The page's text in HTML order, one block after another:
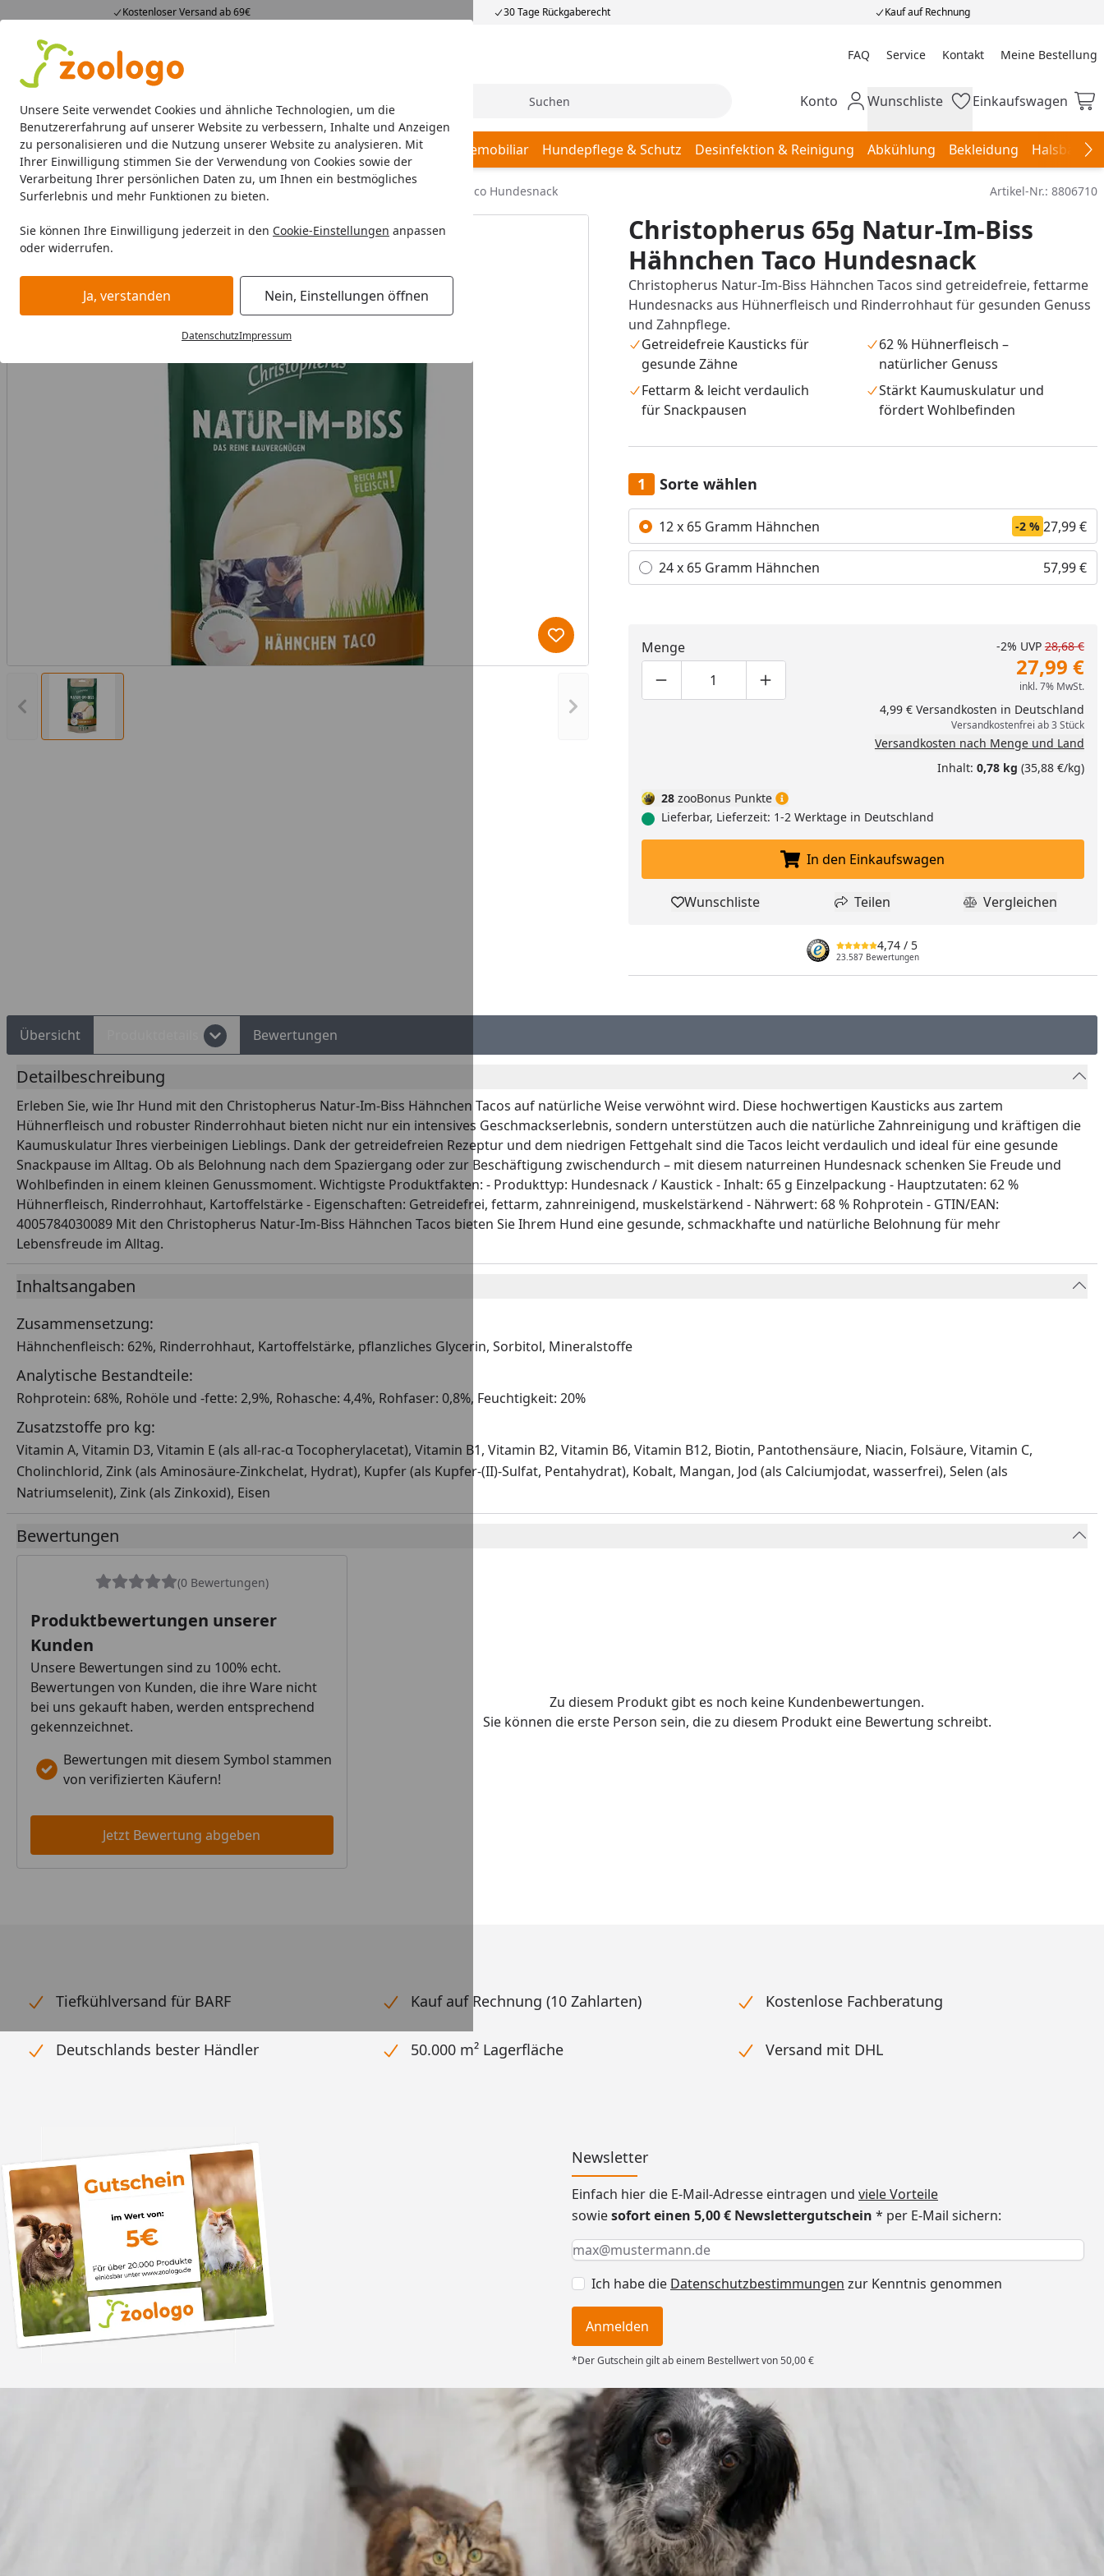
Unsere Seite verwendet Cookies und ähnliche Technologien, um die
Benutzererfahrung auf unserer Website zu verbessern, Inhalte und Anzeigen
zu personalisieren und die Nutzung unserer Website zu analysieren. Mit
Ihrer Einwilligung stimmen Sie der Verwendung von Cookies sowie der
Verarbeitung Ihrer persönlichen Daten zu, um Ihnen ein bestmögliches
Surferlebnis und mehr Funktionen zu bieten.
Sie können Ihre Einwilligung jederzeit in den Cookie-Einstellungen anpassen
oder widerrufen.
Ja, verstanden Nein, Einstellungen öffnen
DatenschutzImpressum
Kostenloser Versand ab 69€ 30 Tage Rückgaberecht Kauf auf Rechnung
4,74
23.587 Bewertungen FAQ Service Kontakt Meine Bestellung
Meine Bestellung
Alle Produkte
Alle Produkte Angebote Neuheiten Sommerhits Suche Mein Konto
Konto Wunschliste
Wunschliste Einkaufswagen
Einkaufswagen
Hund Hundefutter Hundenäpfe & Co Hundeschlafplätze Hundemobiliar Hundepflege & Schutz Desinfektion & Reinigung Abkühlung Bekleidung
Startseite
Hund Hundefutter Snacks Christopherus 65g Natur-Im-Biss Hähnchen Taco Hundesnack Artikel-Nr.: 8806710
Vorheriges Bild anzeigen Nächstes Bild anzeigen
Produkt zur Wunschliste hinzufügen
Christopherus 65g Natur-Im-Biss
Hähnchen Taco Hundesnack
Christopherus Natur-Im-Biss Hähnchen Tacos sind getreidefreie, fettarme
Hundesnacks aus Hühnerfleisch und Rinderrohhaut für gesunden Genuss
und Zahnpflege.
Getreidefreie Kausticks für
gesunde Zähne
62 % Hühnerfleisch –
natürlicher Genuss
Fettarm & leicht verdaulich
für Snackpausen
Stärkt Kaumuskulatur und
fördert Wohlbefinden
Sorte wählen
Alle anzeigen (2)
12 x 65 Gramm Hähnchen -2 % 27,99 €
24 x 65 Gramm Hähnchen 57,99 €
Menge
Produktmenge um eins verringern
Produktmenge manuell eingeben
Produktmenge um eins erhöhen
-2% UVP 28,68 €
27,99 €
inkl. 7% MwSt.
4,99 € Versandkosten in Deutschland
Versandkostenfrei ab 3 Stück
Versandkosten nach Menge und Land
Inhalt: 0,78 kg (35,88 €/kg)
28 zooBonus Punkte
Lieferbar, Lieferzeit: 1-2 Werktage in Deutschland
In den Einkaufswagen legen
In den Einkaufswagen
Produkt zur Wunschliste hinzufügen
Wunschliste Teilen
Teilen Produkt
Vergleichen
4,74 / 5
23.587 Bewertungen
Übersicht Bewertungen
Detailbeschreibung
Erleben Sie, wie Ihr Hund mit den Christopherus Natur-Im-Biss Hähnchen Tacos auf natürliche Weise verwöhnt wird. Diese hochwertigen Kausticks aus zartem
Hühnerfleisch und robuster Rinderrohhaut bieten nicht nur ein intensives Geschmackserlebnis, sondern unterstützen auch die natürliche Zahnreinigung und kräftigen die
Kaumuskulatur Ihres vierbeinigen Lieblings. Dank der getreidefreien Rezeptur und dem niedrigen Fettgehalt sind die Tacos leicht verdaulich und ideal für eine gesunde
Snackpause im Alltag. Ob als Belohnung nach dem Spaziergang oder zur Beschäftigung zwischendurch – mit diesem naturreinen Hundesnack schenken Sie Freude und
Wohlbefinden in einem kleinen Genussmoment. Wichtigste Produktfakten: - Produkttyp: Hundesnack / Kaustick - Inhalt: 65 g Einzelpackung - Hauptzutaten: 62 %
Hühnerfleisch, Rinderrohhaut, Kartoffelstärke - Eigenschaften: Getreidefrei, fettarm, zahnreinigend, muskelstärkend - Nährwert: 68 % Rohprotein - GTIN/EAN:
4005784030089 Mit den Christopherus Natur-Im-Biss Hähnchen Tacos bieten Sie Ihrem Hund eine gesunde, schmackhafte und natürliche Belohnung für mehr
Lebensfreude im Alltag.
Inhaltsangaben
Zusammensetzung:
Hähnchenfleisch: 62%, Rinderrohhaut, Kartoffelstärke, pflanzliches Glycerin, Sorbitol, Mineralstoffe
Analytische Bestandteile:
Rohprotein: 68%, Rohöle und -fette: 2,9%, Rohasche: 4,4%, Rohfaser: 0,8%, Feuchtigkeit: 20%
Zusatzstoffe pro kg:
Vitamin A, Vitamin D3, Vitamin E (als all-rac-α Tocopherylacetat), Vitamin B1, Vitamin B2, Vitamin B6, Vitamin B12, Biotin, Pantothensäure, Niacin, Folsäure, Vitamin C,
Cholinchlorid, Zink (als Aminosäure-Zinkchelat, Hydrat), Kupfer (als Kupfer-(II)-Sulfat, Pentahydrat), Kobalt, Mangan, Jod (als Calciumjodat, wasserfrei), Selen (als
Natriumselenit), Zink (als Zinkoxid), Eisen
Bewertungen
(0 Bewertungen)
Produktbewertungen unserer
Kunden
Unsere Bewertungen sind zu 100% echt.
Bewertungen von Kunden, die ihre Ware nicht
bei uns gekauft haben, werden entsprechend
gekennzeichnet.
Bewertungen mit diesem Symbol stammen
von verifizierten Käufern!
Jetzt Bewertung abgeben
Zu diesem Produkt gibt es noch keine Kundenbewertungen.
Sie können die erste Person sein, die zu diesem Produkt eine Bewertung schreibt.
Tiefkühlversand für BARF Kauf auf Rechnung (10 Zahlarten) Kostenlose Fachberatung
Deutschlands bester Händler 50.000 m² Lagerfläche Versand mit DHL
Newsletter
Einfach hier die E-Mail-Adresse eintragen und viele Vorteile
sowiesofort einen 5,00 € Newslettergutschein * per E-Mail sichern:
Keine Eingabe erforderlich
Eingabe erforderlich
E-Mail *
Ich habe die Datenschutzbestimmungen zur Kenntnis genommen
Anmelden
*Der Gutschein gilt ab einem Bestellwert von 50,00 €
„Gute Erfahrung mit
Zoologo,schnelle Lieferung, alles
top“
31.07.2026
Versand